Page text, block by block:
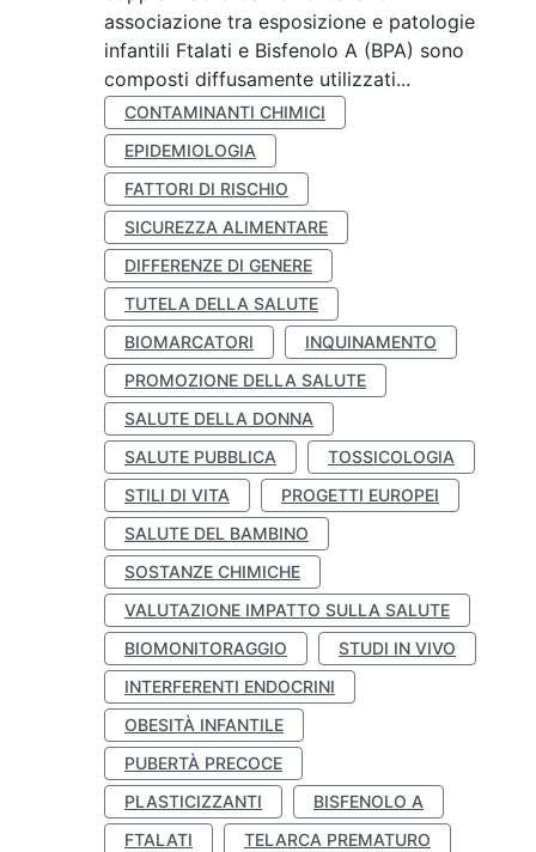
associazione tra esposizione e patologie
infantili Ftalati e Bisfenolo A (BPA) sono
composti diffusamente utilizzati...
CONTAMINANTI CHIMICI
EPIDEMIOLOGIA
FATTORI DI RISCHIO
SICUREZZA ALIMENTARE
DIFFERENZE DI GENERE
TUTELA DELLA SALUTE
BIOMARCATORI
INQUINAMENTO
PROMOZIONE DELLA SALUTE
SALUTE DELLA DONNA
SALUTE PUBBLICA
TOSSICOLOGIA
STILI DI VITA
PROGETTI EUROPEI
SALUTE DEL BAMBINO
SOSTANZE CHIMICHE
VALUTAZIONE IMPATTO SULLA SALUTE
BIOMONITORAGGIO
STUDI IN VIVO
INTERFERENTI ENDOCRINI
OBESITÀ INFANTILE
PUBERTÀ PRECOCE
PLASTICIZZANTI
BISFENOLO A
FTALATI
TELARCA PREMATURO